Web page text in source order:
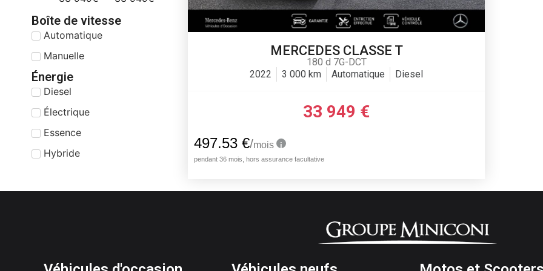
Boîte de vitesse
Automatique
Manuelle
Énergie
Diesel
Électrique
Essence
Hybride
MERCEDES CLASSE T
180 d 7G-DCT
2022
3 000 km Automatique Diesel
33 949 €